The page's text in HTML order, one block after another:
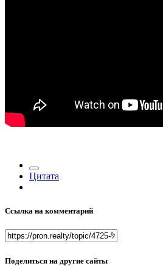
Цитата
Ссылка на комментарий
Поделиться на другие сайты